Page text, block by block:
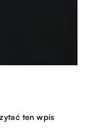
ten wpis